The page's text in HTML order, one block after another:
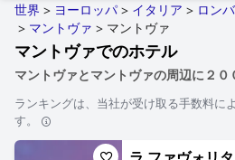
世界 > ヨーロッパ > イタリア > ロン
> マントヴァ > マントヴァ
マントヴァでのホテル
マントヴァとマントヴァの周辺に２
ランキングは、当社が受け取る手数料に
す。